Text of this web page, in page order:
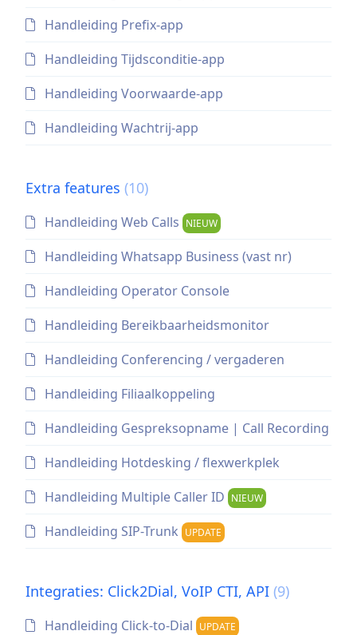
Handleiding Prefix-app
Handleiding Tijdsconditie-app
Handleiding Voorwaarde-app
Handleiding Wachtrij-app
Extra features (10)
Handleiding Web Calls NIEUW
Handleiding Whatsapp Business (vast nr)
Handleiding Operator Console
Handleiding Bereikbaarheidsmonitor
Handleiding Conferencing / vergaderen
Handleiding Filiaalkoppeling
Handleiding Gespreksopname | Call Recording
Handleiding Hotdesking / flexwerkplek
Handleiding Multiple Caller ID NIEUW
Handleiding SIP-Trunk UPDATE
Integraties: Click2Dial, VoIP CTI, API (9)
Handleiding Click-to-Dial UPDATE